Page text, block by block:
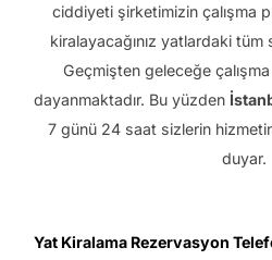
ciddiyeti şirketimizin çalışma
kiralayacağınız yatlardaki
Geçmişten geleceğe
dayanmaktadır. Bu yüzden
7 günü 24 saat sizlerin
duyar.
Yat Kiralama Rezervasyon